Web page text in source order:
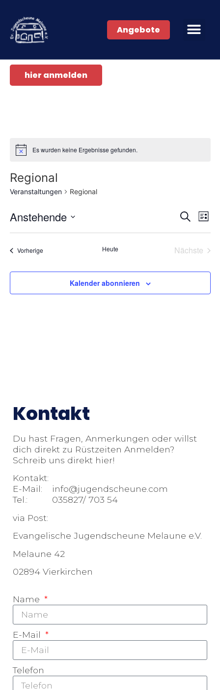
Angebote
hier anmelden
Es wurden keine Ergebnisse gefunden.
Regional
Veranstaltungen Regional
und
SucheListe
Anstehende
wählen.
VorherigeVeranstaltungen Heute Nächste
Kalender abonnieren
Kontakt
Du hast Fragen, Anmerkungen oder willst
dich direkt zu Rüstzeiten Anmelden?
Schreib uns direkt hier!
Kontakt:
E-Mail: info@jugendscheune.com
Tel.: 035827/ 703 54
via Post:
Evangelische Jugendscheune Melaune e.V.
Melaune 42
02894 Vierkirchen
Name
E-Mail
Telefon